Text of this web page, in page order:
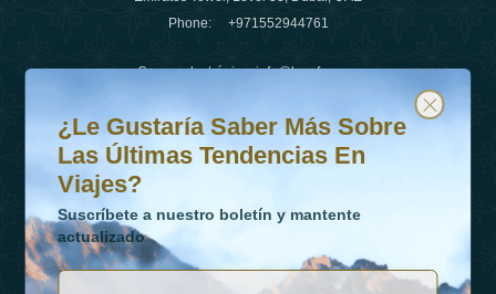
Phone: +971552944761
Correo electrónico:info@luxafar.com
Número de WhatsApp
+442034682356
+971552944761
¿Le gustaría saber más sobre las últimas tendencias en
Suscríbete a nuestro boletín y mantente actualizado
¿Le Gustaría Saber Más Sobre
Las Últimas Tendencias En
Viajes?
Suscríbete a nuestro boletín y mantente
actualizado